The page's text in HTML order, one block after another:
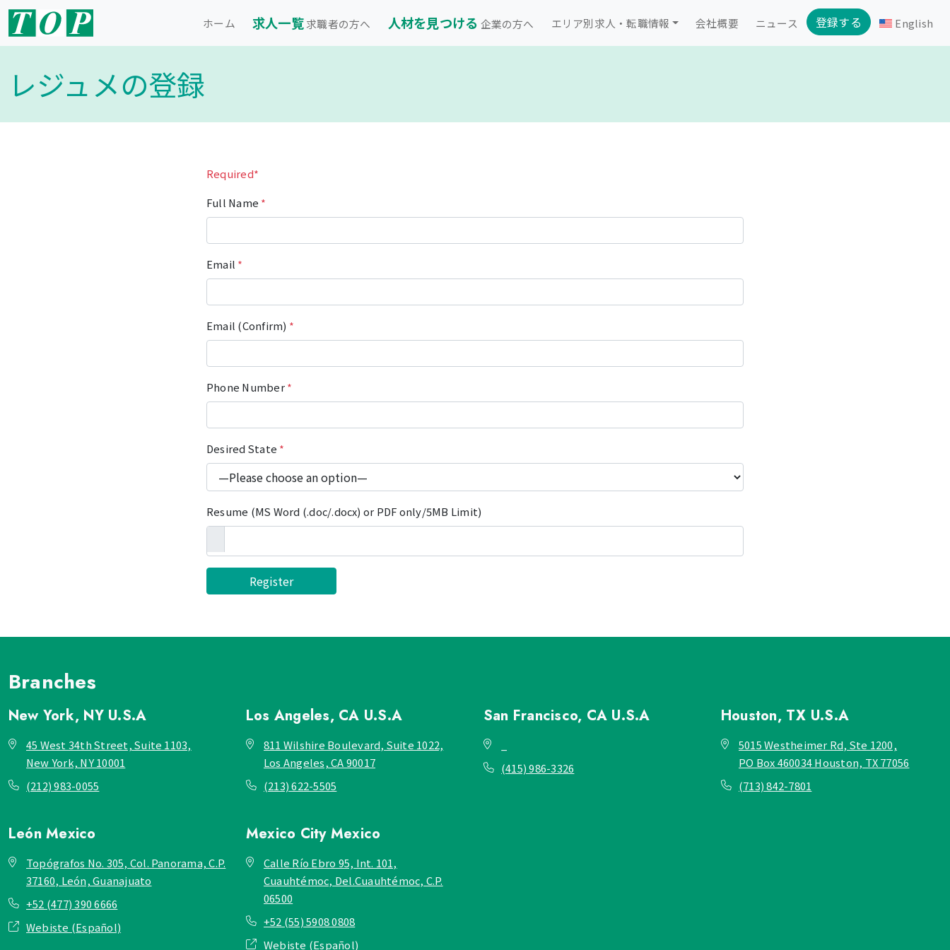
ホーム 求人一覧求職者の方へ 人材を見つける 企業の方へ エリア別求人・転職情報 会社概要 ニュース 登録する English
レジュメの登録
Required*
Full Name *
Email *
Email (Confirm) *
Phone Number*
Desired State *
Resume (MS Word (.doc/.docx) or PDF only/5MB Limit)
Branches
New York, NY U.S.A
45 West 34th Street, Suite 1103,
New York, NY 10001
(212) 983-0055
Los Angeles, CA U.S.A
811 Wilshire Boulevard, Suite 1022,
Los Angeles, CA 90017
(213) 622-5505
San Francisco, CA U.S.A
(415) 986-3326
Houston, TX U.S.A
5015 Westheimer Rd, Ste 1200,
PO Box 460034 Houston, TX 77056
(713) 842-7801
LeónMexico
Topógrafos No. 305, Col. Panorama, C.P.
37160, León, Guanajuato
+52 (477) 390 6666
Webiste (Español)
Mexico City Mexico
Calle Río Ebro 95, Int. 101,
Cuauhtémoc, Del.Cuauhtémoc, C.P.
06500
+52 (55) 5908 0808
Webiste (Español)